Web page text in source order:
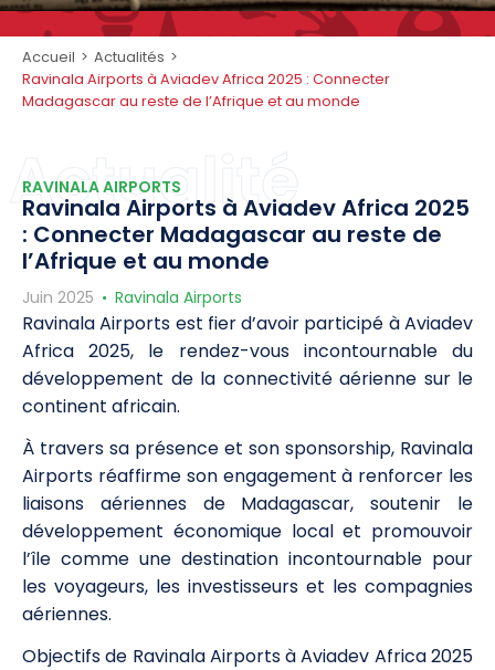
Accueil > Actualités >
Ravinala Airports à Aviadev Africa 2025 : Connecter
Madagascar au reste de l’Afrique et au monde
RAVINALA AIRPORTS
Actualité
Ravinala Airports à Aviadev Africa 2025
: Connecter Madagascar au reste de
l’Afrique et au monde
Juin 2025 Ravinala Airports
Ravinala Airports est fier d’avoir participé à Aviadev
Africa 2025, le rendez-vous incontournable du
développement de la connectivité aérienne sur le
continent africain.
À travers sa présence et son sponsorship, Ravinala
Airports réaffirme son engagement à renforcer les
liaisons aériennes de Madagascar, soutenir le
développement économique local et promouvoir
l’île comme une destination incontournable pour
les voyageurs, les investisseurs et les compagnies
aériennes.
Objectifs de Ravinala Airports à Aviadev Africa 2025